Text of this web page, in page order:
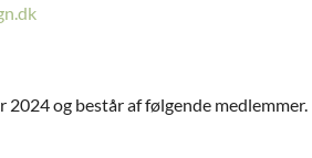
og består af følgende medlemmer.